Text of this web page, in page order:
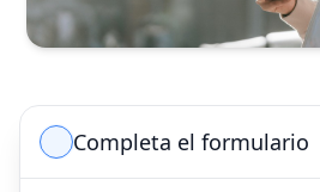
Completa el formulario